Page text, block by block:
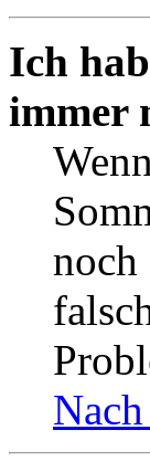
Ich
immer
noch